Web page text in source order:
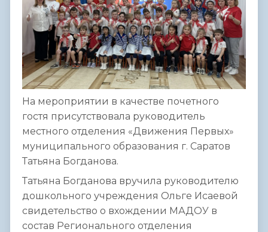
На мероприятии в качестве почетного
гостя присутствовала руководитель
местного отделения «Движения Первых»
муниципального образования г. Саратов
Татьяна Богданова.
Татьяна Богданова вручила руководителю
дошкольного учреждения Ольге Исаевой
свидетельство о вхождении МАДОУ в
состав Регионального отделения